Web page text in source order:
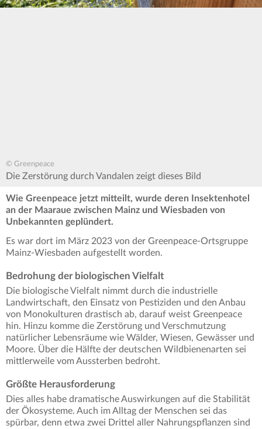
© Greenpeace
Die Zerstörung durch Vandalen zeigt dieses Bild
Wie Greenpeace jetzt mitteilt, wurde deren Insektenhotel
an der Maaraue zwischen Mainz und Wiesbaden von
Unbekannten geplündert.
Es war dort im März 2023 von der Greenpeace-Ortsgruppe
Mainz-Wiesbaden aufgestellt worden.
Bedrohung der biologischen Vielfalt
Die biologische Vielfalt nimmt durch die industrielle
Landwirtschaft, den Einsatz von Pestiziden und den Anbau
von Monokulturen drastisch ab, darauf weist Greenpeace
hin. Hinzu komme die Zerstörung und Verschmutzung
natürlicher Lebensräume wie Wälder, Wiesen, Gewässer und
Moore. Über die Hälfte der deutschen Wildbienenarten sei
mittlerweile vom Aussterben bedroht.
Größte Herausforderung
Dies alles habe dramatische Auswirkungen auf die Stabilität
der Ökosysteme. Auch im Alltag der Menschen sei das
spürbar, denn etwa zwei Drittel aller Nahrungspflanzen sind